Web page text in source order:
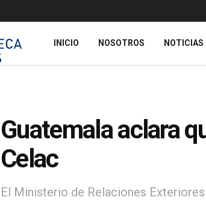
INICIO NOSOTROS NOTICIAS
Guatemala aclara
Celac
El Ministerio de Relaciones